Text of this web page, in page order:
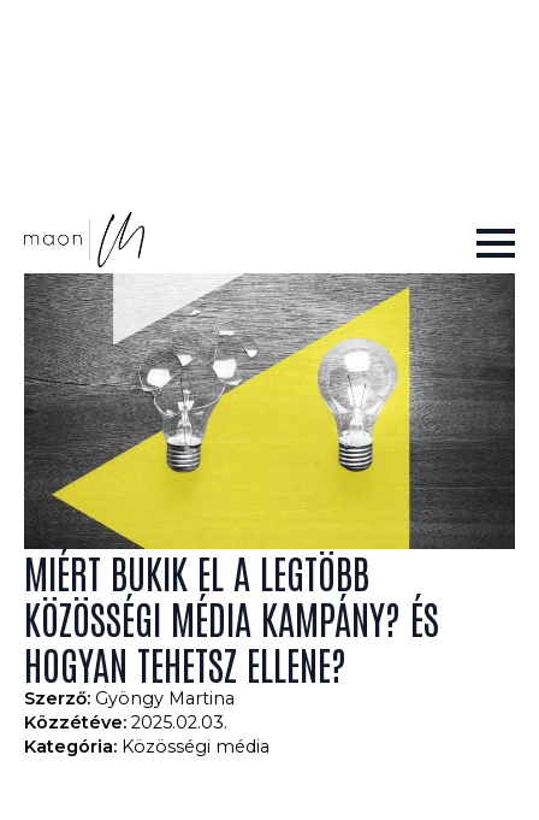
MIÉRT BUKIK EL A LEGTÖBB
KÖZÖSSÉGI MÉDIA KAMPÁNY? ÉS
HOGYAN TEHETSZ ELLENE?
Szerző: Gyöngy Martina
Közzétéve: 2025.02.03.
Kategória: Közösségi média